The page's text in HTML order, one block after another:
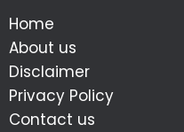
Home
About us
Disclaimer
Privacy Policy
Contact us